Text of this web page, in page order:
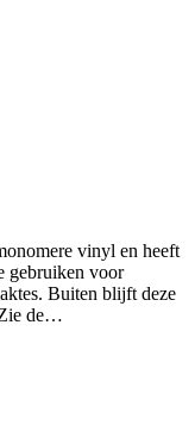
vinyl en heeft
gebruiken voor
Buiten blijft deze
Zie de…